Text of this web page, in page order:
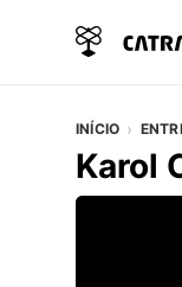
INÍCIO
Karol
Vídeo